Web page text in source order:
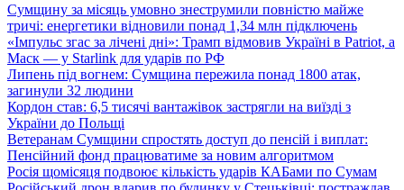
Сумщину за місяць умовно знеструмили повністю майже
тричі: енергетики відновили понад 1,34 млн підключень
«Імпульс згас за лічені дні»: Трамп відмовив Україні в Patriot, а
Маск — у Starlink для ударів по РФ
Липень під вогнем: Сумщина пережила понад 1800 атак,
загинули 32 людини
Кордон став: 6,5 тисячі вантажівок застрягли на виїзді з
України до Польщі
Ветеранам Сумщини спростять доступ до пенсій і виплат:
Пенсійний фонд працюватиме за новим алгоритмом
Росія щомісяця подвоює кількість ударів КАБами по Сумам